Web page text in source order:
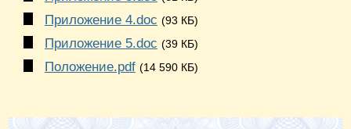
Приложение 4.doc (93 КБ)
Приложение 5.doc (39 КБ)
Положение.pdf (14 590 КБ)